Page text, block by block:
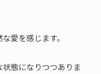
愛を感じます。
態になりつつありま